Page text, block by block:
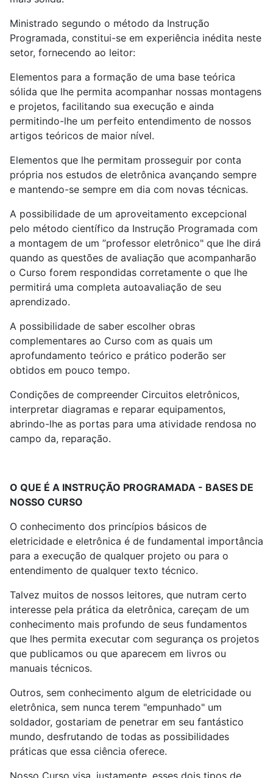
Ministrado segundo o método da Instrução
Programada, constitui-se em experiência inédita neste
setor, fornecendo ao leitor:
Elementos para a formação de uma base teórica
sólida que lhe permita acompanhar nossas montagens
e projetos, facilitando sua execução e ainda
permitindo-lhe um perfeito entendimento de nossos
artigos teóricos de maior nível.
Elementos que lhe permitam prosseguir por conta
própria nos estudos de eletrônica avançando sempre
e mantendo-se sempre em dia com novas técnicas.
A possibilidade de um aproveitamento excepcional
pelo método científico da Instrução Programada com
a montagem de um ”professor eletrônico" que lhe dirá
quando as questões de avaliação que acompanharão
o Curso forem respondidas corretamente o que lhe
permitirá uma completa autoavaliação de seu
aprendizado.
A possibilidade de saber escolher obras
complementares ao Curso com as quais um
aprofundamento teórico e prático poderão ser
obtidos em pouco tempo.
Condições de compreender Circuitos eletrônicos,
interpretar diagramas e reparar equipamentos,
abrindo-lhe as portas para uma atividade rendosa no
campo da, reparação.
O QUE É A INSTRUÇÃO PROGRAMADA - BASES DE
NOSSO CURSO
O conhecimento dos princípios básicos de
eletricidade e eletrônica é de fundamental importância
para a execução de qualquer projeto ou para o
entendimento de qualquer texto técnico.
Talvez muitos de nossos leitores, que nutram certo
interesse pela prática da eletrônica, careçam de um
conhecimento mais profundo de seus fundamentos
que lhes permita executar com segurança os projetos
que publicamos ou que aparecem em livros ou
manuais técnicos.
Outros, sem conhecimento algum de eletricidade ou
eletrônica, sem nunca terem "empunhado" um
soldador, gostariam de penetrar em seu fantástico
mundo, desfrutando de todas as possibilidades
práticas que essa ciência oferece.
Nosso Curso visa, justamente, esses dois tipos de